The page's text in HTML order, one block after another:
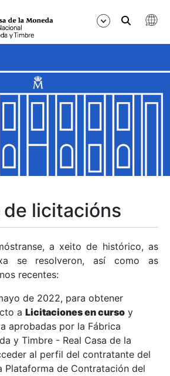
licitacións
a xeito de histórico, as
se resolveron, así como as
recentes:
de 2022, para obtener
a Licitaciones en curso y
aprobadas por la Fábrica
y Timbre - Real Casa de la
al perfil del contratante del
Plataforma de Contratación del